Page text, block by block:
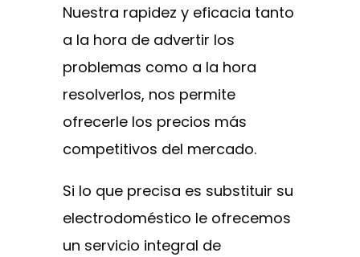
Nuestra rapidez y eficacia tanto
a la hora de advertir los
problemas como a la hora
resolverlos, nos permite
ofrecerle los precios más
competitivos del mercado.
Si lo que precisa es substituir su
electrodoméstico le ofrecemos
un servicio integral de